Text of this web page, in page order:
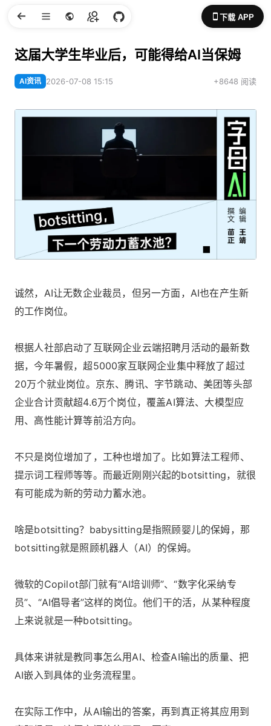
下载 APP
这届大学生毕业后，可能得给AI当保姆
AI资讯 2026-07-08 15:15 +8648 阅读
诚然，AI让无数企业裁员，但另一方面，AI也在产生新
的工作岗位。
根据人社部启动了互联网企业云端招聘月活动的最新数
据，今年暑假，超5000家互联网企业集中释放了超过
20万个就业岗位。京东、腾讯、字节跳动、美团等头部
企业合计贡献超4.6万个岗位，覆盖AI算法、大模型应
用、高性能计算等前沿方向。
不只是岗位增加了，工种也增加了。比如算法工程师、
提示词工程师等等。而最近刚刚兴起的botsitting，就很
有可能成为新的劳动力蓄水池。
啥是botsitting？babysitting是指照顾婴儿的保姆，那
botsitting就是照顾机器人（AI）的保姆。
微软的Copilot部门就有“AI培训师”、“数字化采纳专
员”、“AI倡导者”这样的岗位。他们干的活，从某种程度
上来说就是一种botsitting。
具体来讲就是教同事怎么用AI、检查AI输出的质量、把
AI嵌入到具体的业务流程里。
在实际工作中，从AI输出的答案，再到真正将其应用到